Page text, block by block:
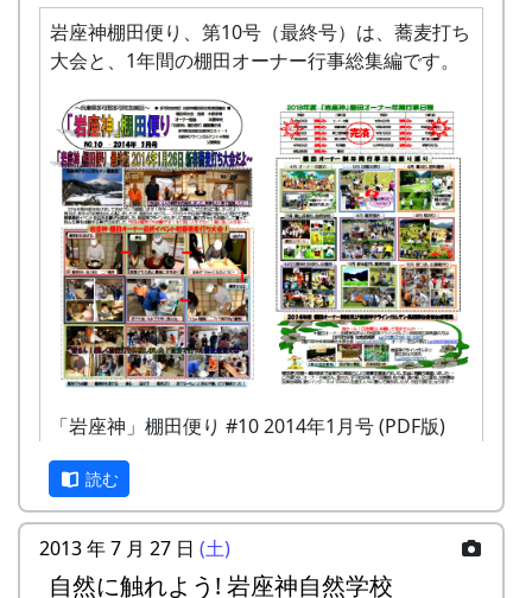
岩座神棚田便り、第10号（最終号）は、蕎麦打ち
大会と、1年間の棚田オーナー行事総集編です。
「岩座神」棚田便り #10 2014年1月号 (PDF版)
クラインガルテン岩座神を紹介する号外も一緒に
どうぞ。
読む
2013 年 7 月 27 日 (土)
自然に触れよう! 岩座神自然学校